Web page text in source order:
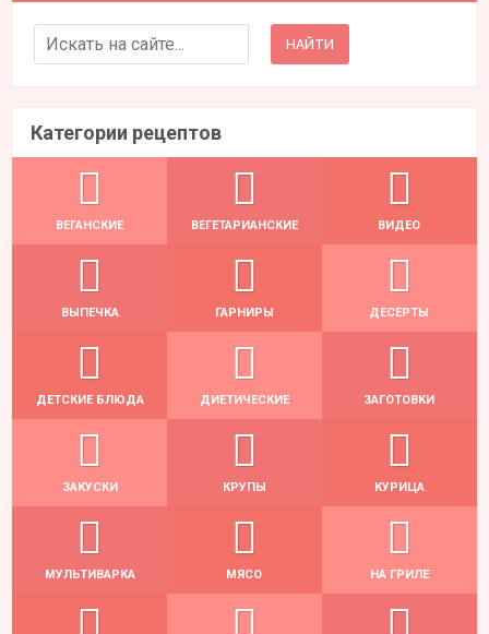
Search for:
Категории рецептов
ВЕГАНСКИЕ ВЕГЕТАРИАНСКИЕ ВИДЕО
ВЫПЕЧКА ГАРНИРЫ ДЕСЕРТЫ
ДЕТСКИЕ БЛЮДА ДИЕТИЧЕСКИЕ ЗАГОТОВКИ
ЗАКУСКИ КРУПЫ КУРИЦА
МУЛЬТИВАРКА МЯСО НА ГРИЛЕ